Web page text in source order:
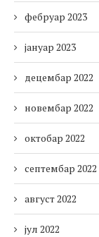
фебруар 2023
јануар 2023
децембар 2022
новембар 2022
октобар 2022
септембар 2022
август 2022
јул 2022